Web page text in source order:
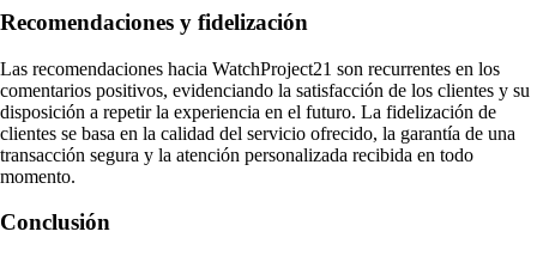
Recomendaciones y fidelización
Las recomendaciones hacia WatchProject21 son recurrentes en los
comentarios positivos, evidenciando la satisfacción de los clientes y su
disposición a repetir la experiencia en el futuro. La fidelización de
clientes se basa en la calidad del servicio ofrecido, la garantía de una
transacción segura y la atención personalizada recibida en todo
momento.
Conclusión